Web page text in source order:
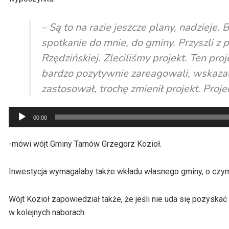
– Są to na razie jeszcze plany, nadzieje.
spotkanie do mnie, do gminy. Przyszli z
Rzędzińskiej. Zleciliśmy projekt. Ten
bardzo pozytywnie zareagowali,
zastosował, trochę zmienił projekt.
Odtwarzacz
plików
dźwiękowych
00:00
-mówi wójt Gminy Tarnów Grzegorz Kozioł.
Inwestycja wymagałaby także wkładu własnego gminy, o
Wójt Kozioł zapowiedział także, że jeśli nie uda się
w kolejnych naborach.